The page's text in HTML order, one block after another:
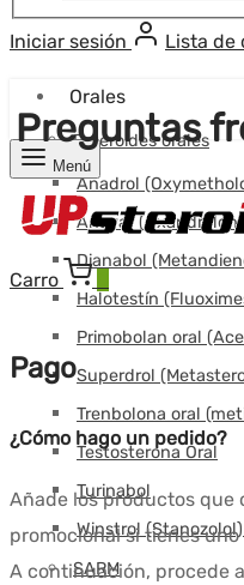
Iniciar sesión Lista de
Orales
Esteroides orales
Anadrol
Anavar
Dianabol
Halotestín
Primobolan oral
Superdrol
Trenbolona oral
Testosterona Oral
Turinabol
Winstrol
SARM
Menú
Carro
Preguntas
Pago
¿Cómo hago un pedido?
Añade los productos que
promocional si tienes
A continuación, procede